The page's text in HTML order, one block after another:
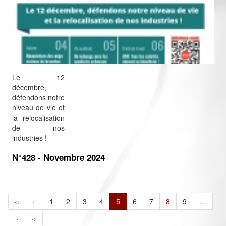
Le 12
décembre,
défendons notre
niveau de vie et
la relocalisation
de nos
industries !
N°428 - Novembre 2024
‹‹ ‹ 1 2 3 4 5 6 7 8 9
…
›
››